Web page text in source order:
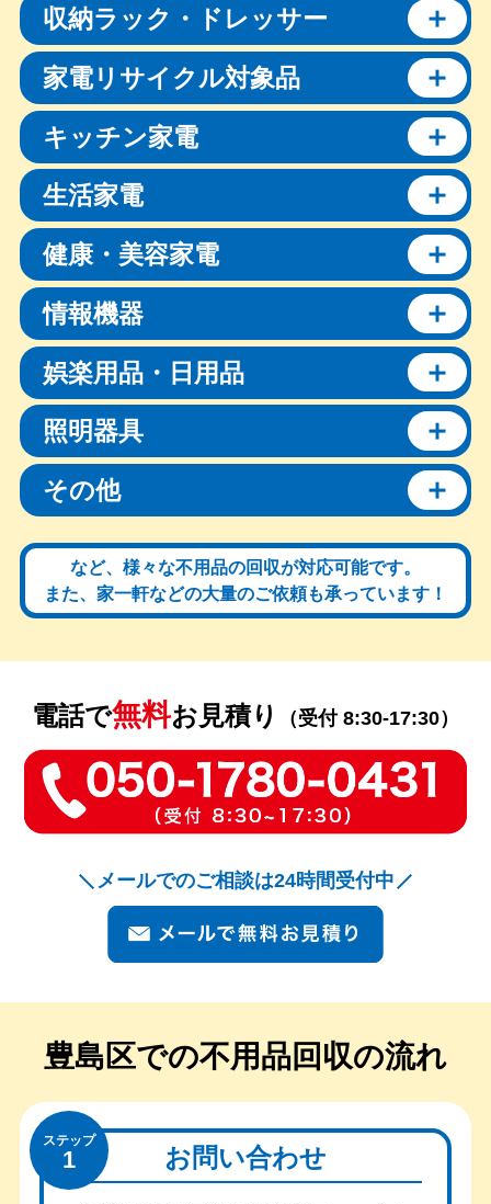
収納ラック・ドレッサー
家電リサイクル対象品
キッチン家電
生活家電
健康・美容家電
情報機器
娯楽用品・日用品
照明器具
その他
など、様々な不用品の回収が対応可能です。
また、家一軒などの大量のご依頼も承っています！
電話で無料お見積り （受付 8:30-17:30）
メールでのご相談は24時間受付中
豊島区での不用品回収の流れ
ステップ
1 お問い合わせ